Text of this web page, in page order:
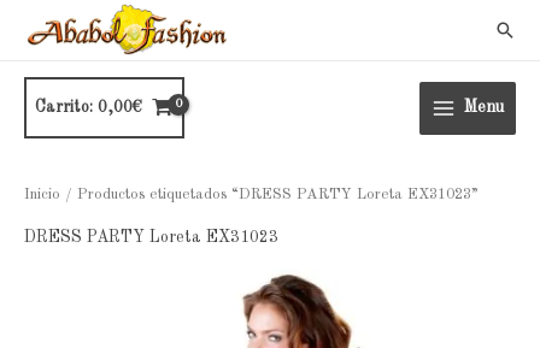
contenido
Carrito:0,00€ Menu
Inicio / Productos etiquetados “DRESS PARTY Loreta EX31023”
DRESS PARTY Loreta EX31023